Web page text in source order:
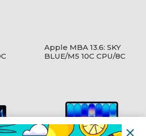
Apple MBA 13.6: SKY
BLUE/M5 10C CPU/8C